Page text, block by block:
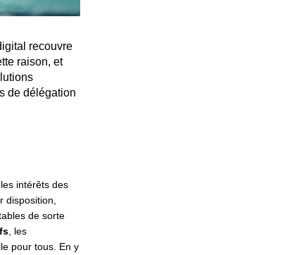
recouvre
raison, et
de délégation
intérêts des
disposition,
de sorte
, les
pour tous. En y